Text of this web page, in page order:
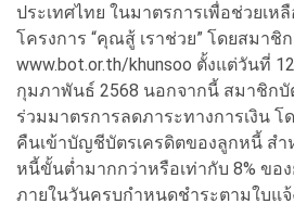
ประเทศไทย ในมาตรการเพื่อช่วยเห
โครงการ “คุณสู้ เราช่วย” โดยสมาชิ
www.bot.or.th/khunsoo ตั้งแต่วันที่
กุมภาพันธ์ 2568 นอกจากนี้ สมาชิกบั
ร่วมมาตรการลดภาระทางการเงิน โ
คืนเข้าบัญชีบัตรเครดิตของลูกหนี้ ส
หนี้ขั้นต่ำมากกว่าหรือเท่ากับ 8% ของ
ภายในวันครบกำหนดชำระตามใบแ